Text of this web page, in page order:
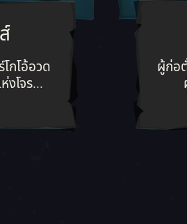
กโอ้อวด
งโจร...
นอมตะ เดอมาร์โกโอ้อวดว่าเขาเป็นบุตรช
ผู้ก่อ